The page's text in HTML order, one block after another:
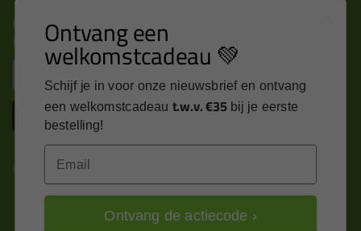
Nieuws, tips en exclusieve deals rechtstreeks in je
inbox
Inschrijven
Kitcentrum is trots op:
Ontvang een
welkomstcadeau 💚
Schijf je in voor onze nieuwsbrief en ontvang
een welkomstcadeau t.w.v. €35 bij je eerste
bestelling!
Email
Ontvang de actiecode ›